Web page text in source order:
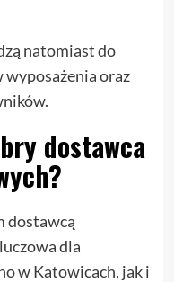
natomiast do
wyposażenia oraz
dostawca
dostawcą
dla
w Katowicach, jak i